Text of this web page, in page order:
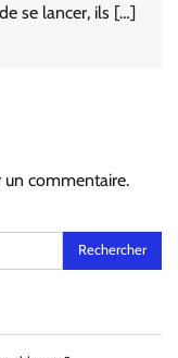
se lancer, ils […]
un commentaire.